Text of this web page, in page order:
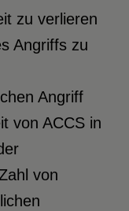
zu verlieren
Angriffs zu
Angriff
von ACCS in
von